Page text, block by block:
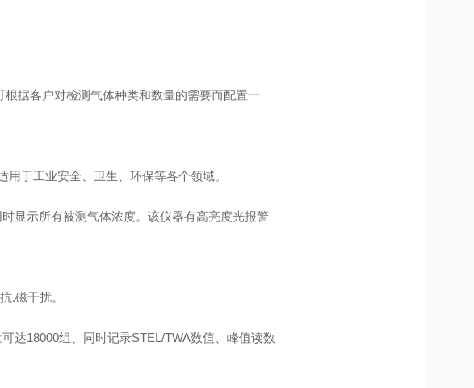
据客户对检测气体种类和数量的需要而配置一
于工业安全、卫生、环保等各个领域。
显示所有被测气体浓度。该仪器有高亮度光报警
.磁干扰。
达18000组、同时记录STEL/TWA数值、峰值读数